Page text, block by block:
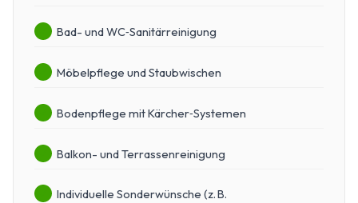
Bad- und WC‑Sanitärreinigung
Möbelpflege und Staubwischen
Bodenpflege mit Kärcher‑Systemen
Balkon- und Terrassenreinigung
Individuelle Sonderwünsche (z. B.